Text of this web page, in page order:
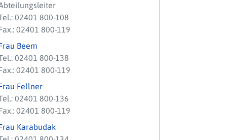
02401 800-108
02401 800-119
Beem
02401 800-138
02401 800-119
Fellner
02401 800-136
02401 800-119
Karabudak